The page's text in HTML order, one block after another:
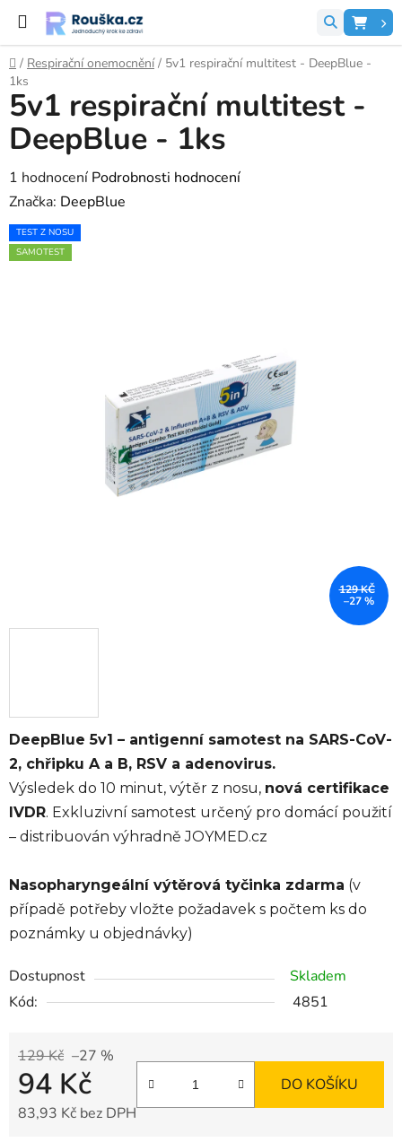
Přejít na obsah
Hledat
Domů
/ Respirační onemocnění / 5v1 respirační multitest - DeepBlue -
1ks
DeepBlue 5v1 – antigenní samotest na SARS-CoV-
2, chřipku A a B, RSV a adenovirus.
Výsledek do 10 minut, výtěr z nosu, nová certifikace
IVDR. Exkluzivní samotest určený pro domácí použití
– distribuován výhradně JOYMED.cz
Nasopharyngeální výtěrová tyčinka zdarma (v
případě potřeby vložte požadavek s počtem ks do
poznámky u objednávky)
Dostupnost
Skladem
Kód:
4851
129 Kč –27 %
94 Kč
83,93 Kč bez DPH
DO KOŠÍKU
5v1 respirační multitest -
DeepBlue - 1ks
Průměrné hodnocení produktu je 5,0 z 5 hvězdiček.
1 hodnocení Podrobnosti hodnocení
Značka: DeepBlue
TEST Z NOSU
SAMOTEST
129 KČ
–27 %